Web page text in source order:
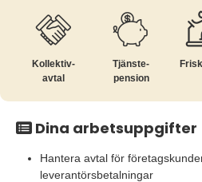
Kollektiv­
avtal
Tjänste­
pension
Dina arbetsuppgifter
Hantera avtal för
leverantörsbetalningar